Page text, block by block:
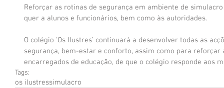
Reforçar as rotinas de segurança em ambiente de
quer a alunos e funcionários, bem como às autoridades.
O colégio ‘Os Ilustres’ continuará a desenvolver todas as
segurança, bem-estar e conforto, assim como para
encarregados de educação, de que o colégio responde aos
Tags:
os ilustressimulacro